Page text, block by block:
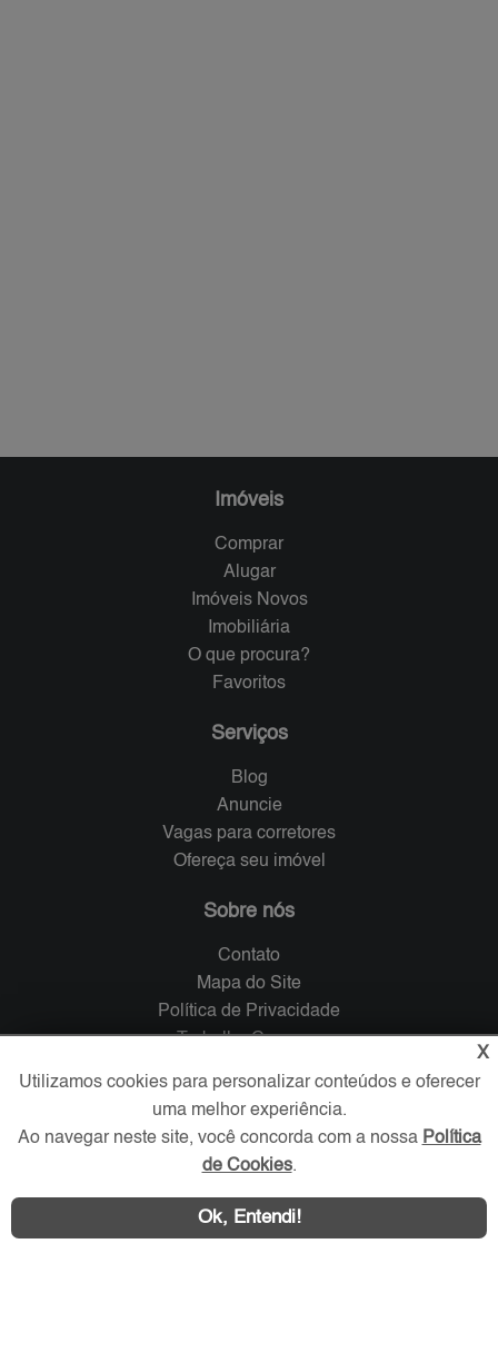
Imóveis
Comprar
Alugar
Imóveis Novos
Imobiliária
O que procura?
Favoritos
Serviços
Blog
Anuncie
Vagas para corretores
Ofereça seu imóvel
Sobre nós
Contato
Mapa do Site
Política de Privacidade
Trabalhe Conosco
Verificada por
Redes Sociais
X
Utilizamos cookies para personalizar conteúdos e oferecer
uma melhor experiência.
Ao navegar neste site, você concorda com a nossa Política
de Cookies.
Ok, Entendi!